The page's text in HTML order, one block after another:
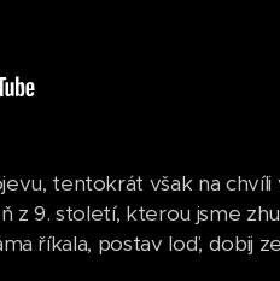
tentokrát však na
z 9. století, kterou jsme
říkala, postav loď, dobij